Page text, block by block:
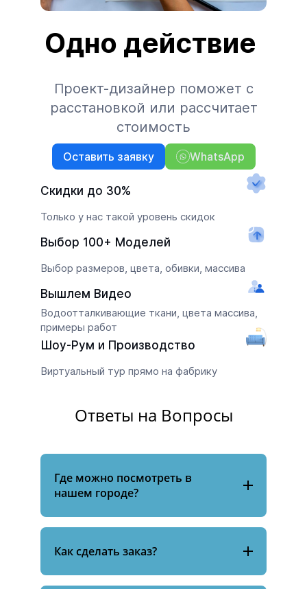
Одно действие
Проект-дизайнер поможет с
расстановкой или рассчитает
стоимость
Оставить заявку WhatsApp
Скидки до 30%
Только у нас такой уровень скидок
Выбор 100+ Моделей
Выбор размеров, цвета, обивки, массива
Вышлем Видео
Водоотталкивающие ткани, цвета массива,
примеры работ
Шоу-Рум и Производство
Виртуальный тур прямо на фабрику
Ответы на Вопросы
Где можно посмотреть в
нашем городе?
Как сделать заказ?